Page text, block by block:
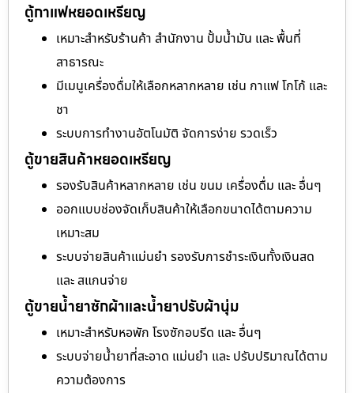
ตู้กาแฟหยอดเหรียญ
เหมาะสำหรับร้านค้า สำนักงาน ปั้มน้ำมัน และ พื้นที่
สาธารณะ
มีเมนูเครื่องดื่มให้เลือกหลากหลาย เช่น กาแฟ โกโก้ และ
ชา
ระบบการทำงานอัตโนมัติ จัดการง่าย รวดเร็ว
ตู้ขายสินค้าหยอดเหรียญ
รองรับสินค้าหลากหลาย เช่น ขนม เครื่องดื่ม และ อื่นๆ
ออกแบบช่องจัดเก็บสินค้าให้เลือกขนาดได้ตามความ
เหมาะสม
ระบบจ่ายสินค้าแม่นยำ รองรับการชำระเงินทั้งเงินสด
และ สแกนจ่าย
ตู้ขายน้ำยาซักผ้าและน้ำยาปรับผ้านุ่ม
เหมาะสำหรับหอพัก โรงซักอบรีด และ อื่นๆ
ระบบจ่ายน้ำยาที่สะอาด แม่นยำ และ ปรับปริมาณได้ตาม
ความต้องการ